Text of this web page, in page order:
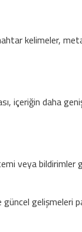
kelimeler,
içeriğin daha
veya bildirimler
gelişmeleri